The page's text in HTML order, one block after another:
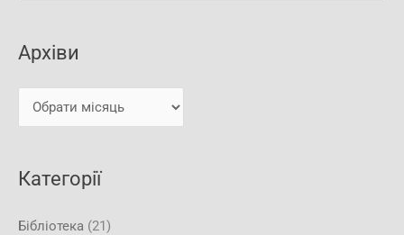
а
т
Архіви
Категорії
Бібліотека (21)